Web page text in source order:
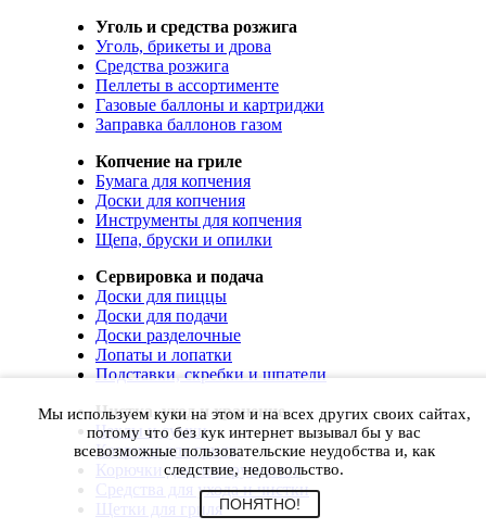
Уголь и средства розжига
Уголь, брикеты и дрова
Средства розжига
Пеллеты в ассортименте
Газовые баллоны и картриджи
Заправка баллонов газом
Копчение на гриле
Бумага для копчения
Доски для копчения
Инструменты для копчения
Щепа, бруски и опилки
Сервировка и подача
Доски для пиццы
Доски для подачи
Доски разделочные
Лопаты и лопатки
Подставки, скребки и шпатели
Чистка, уход и хранение
Чехлы и сумки
Коврики для гриля
Корючки для инструментов
Средства для ухода и чистки
Щетки для гриля
Мы используем куки на этом и на всех других своих сайтах,
потому что без кук интернет вызывал бы у вас
всевозможные пользовательские неудобства и, как
следствие, недовольство.
ПОНЯТНО!